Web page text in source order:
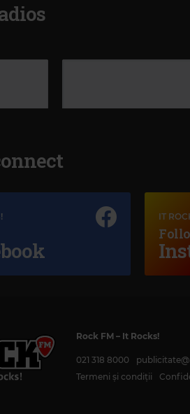
HEART
IT
Rock FM– It Rocks!
021 318 8000
Termeni și condiții